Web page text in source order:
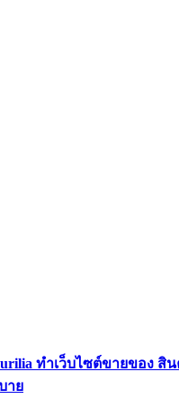
ทําเว็บไซต์ขายของ สิ
าย